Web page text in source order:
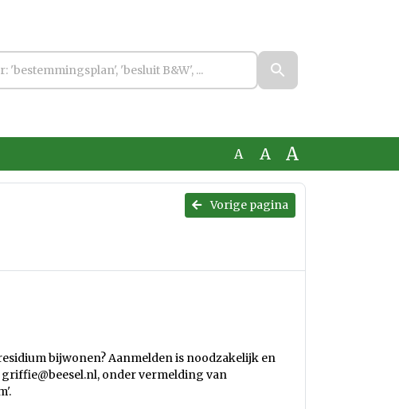
A A A
Vorige pagina
bijwonen? Aanmelden is noodzakelijk en
onder vermelding van